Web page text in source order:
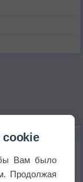
cookie
Вам было
Продолжая